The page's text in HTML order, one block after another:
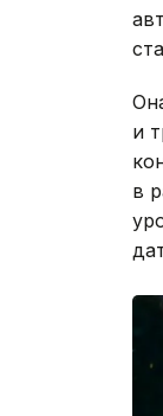
и
в